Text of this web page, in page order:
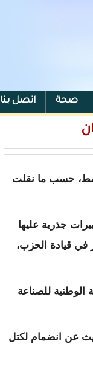
صحة اتصل بنا
حسب ما نقلت
جذرية عليها
في قيادة الحزب،
للصناعة
عن انضمام لكتل